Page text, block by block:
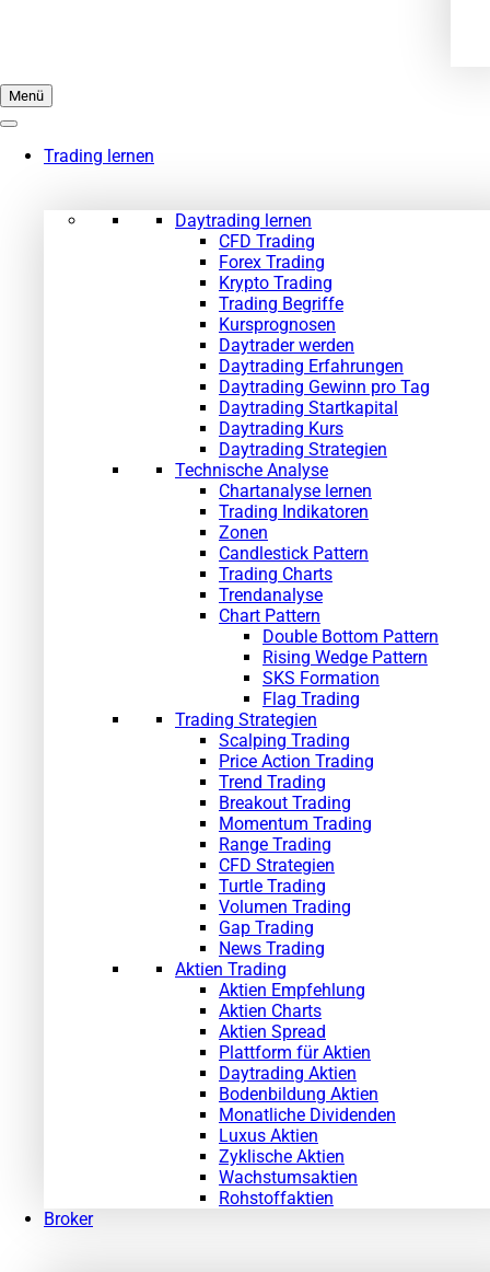
Menü
Trading lernen
Daytrading lernen
CFD Trading
Forex Trading
Krypto Trading
Trading Begriffe
Kursprognosen
Daytrader werden
Daytrading Erfahrungen
Daytrading Gewinn pro Tag
Daytrading Startkapital
Daytrading Kurs
Daytrading Strategien
Technische Analyse
Chartanalyse lernen
Trading Indikatoren
Zonen
Candlestick Pattern
Trading Charts
Trendanalyse
Chart Pattern
Double Bottom Pattern
Rising Wedge Pattern
SKS Formation
Flag Trading
Trading Strategien
Scalping Trading
Price Action Trading
Trend Trading
Breakout Trading
Momentum Trading
Range Trading
CFD Strategien
Turtle Trading
Volumen Trading
Gap Trading
News Trading
Aktien Trading
Aktien Empfehlung
Aktien Charts
Aktien Spread
Plattform für Aktien
Daytrading Aktien
Bodenbildung Aktien
Monatliche Dividenden
Luxus Aktien
Zyklische Aktien
Wachstumsaktien
Rohstoffaktien
Broker